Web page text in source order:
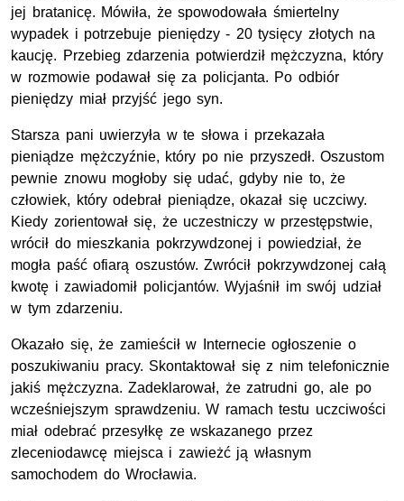
jej bratanicę. Mówiła, że spowodowała śmiertelny
wypadek i potrzebuje pieniędzy - 20 tysięcy złotych na
kaucję. Przebieg zdarzenia potwierdził mężczyzna, który
w rozmowie podawał się za policjanta. Po odbiór
pieniędzy miał przyjść jego syn.
Starsza pani uwierzyła w te słowa i przekazała
pieniądze mężczyźnie, który po nie przyszedł. Oszustom
pewnie znowu mogłoby się udać, gdyby nie to, że
człowiek, który odebrał pieniądze, okazał się uczciwy.
Kiedy zorientował się, że uczestniczy w przestępstwie,
wrócił do mieszkania pokrzywdzonej i powiedział, że
mogła paść ofiarą oszustów. Zwrócił pokrzywdzonej całą
kwotę i zawiadomił policjantów. Wyjaśnił im swój udział
w tym zdarzeniu.
Okazało się, że zamieścił w Internecie ogłoszenie o
poszukiwaniu pracy. Skontaktował się z nim telefonicznie
jakiś mężczyzna. Zadeklarował, że zatrudni go, ale po
wcześniejszym sprawdzeniu. W ramach testu uczciwości
miał odebrać przesyłkę ze wskazanego przez
zleceniodawcę miejsca i zawieżć ją własnym
samochodem do Wrocławia.